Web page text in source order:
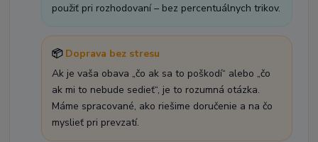
použiť pri rozhodovaní – bez percentuálnych trikov.
📦 Doprava bez stresu
Ak je vaša obava „čo ak sa to poškodí“ alebo „čo
ak mi to nebude sedieť“, je to rozumná otázka.
Máme spracované, ako riešime doručenie a na čo
myslieť pri prevzatí.